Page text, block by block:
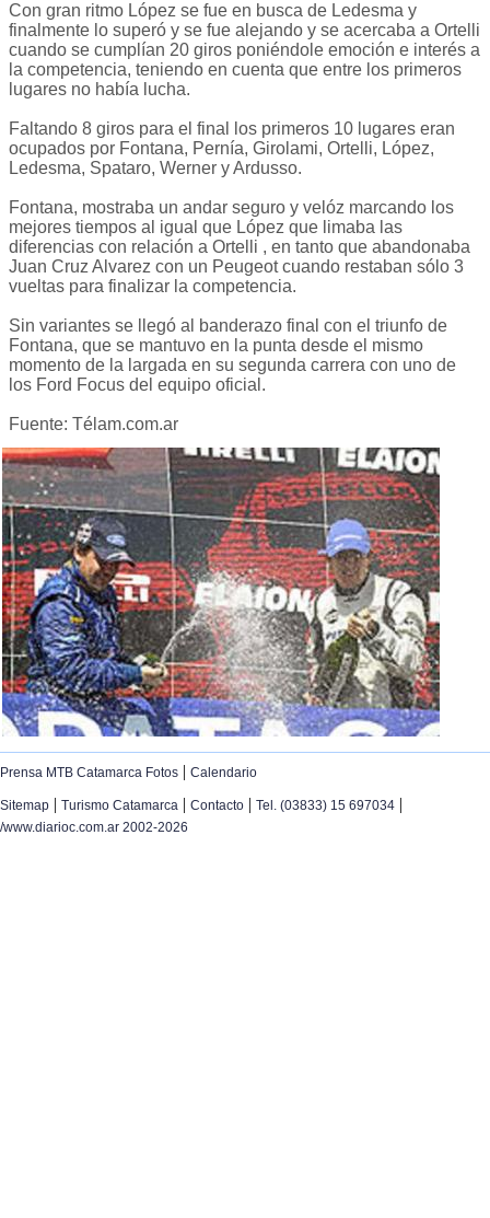
Con gran ritmo López se fue en busca de Ledesma y
finalmente lo superó y se fue alejando y se acercaba a Ortelli
cuando se cumplían 20 giros poniéndole emoción e interés a
la competencia, teniendo en cuenta que entre los primeros
lugares no había lucha.
Faltando 8 giros para el final los primeros 10 lugares eran
ocupados por Fontana, Pernía, Girolami, Ortelli, López,
Ledesma, Spataro, Werner y Ardusso.
Fontana, mostraba un andar seguro y velóz marcando los
mejores tiempos al igual que López que limaba las
diferencias con relación a Ortelli , en tanto que abandonaba
Juan Cruz Alvarez con un Peugeot cuando restaban sólo 3
vueltas para finalizar la competencia.
Sin variantes se llegó al banderazo final con el triunfo de
Fontana, que se mantuvo en la punta desde el mismo
momento de la largada en su segunda carrera con uno de
los Ford Focus del equipo oficial.
Fuente: Télam.com.ar
Prensa MTB Catamarca Fotos | Calendario
Sitemap | Turismo Catamarca | Contacto | Tel. (03833) 15 697034 |
/www.diarioc.com.ar 2002-2026